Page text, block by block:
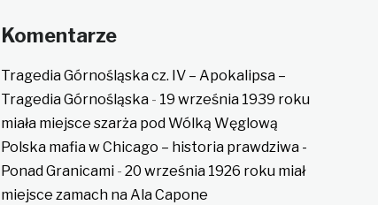
Komentarze
Tragedia Górnośląska cz. IV – Apokalipsa –
Tragedia Górnośląska - 19 września 1939 roku
miała miejsce szarża pod Wólką Węglową
Polska mafia w Chicago – historia prawdziwa -
Ponad Granicami -20 września 1926 roku miał
miejsce zamach na Ala Capone